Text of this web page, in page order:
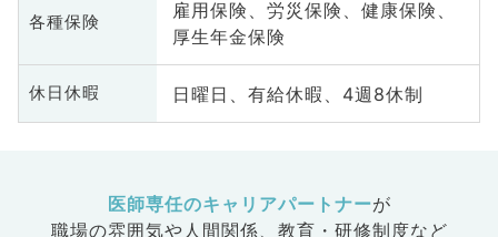
各種保険
雇用保険、労災保険、健康保険、
厚生年金保険
休日休暇 日曜日、有給休暇、4週8休制
医師専任のキャリアパートナーが
職場の雰囲気や人間関係、 教育・研修制度など